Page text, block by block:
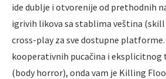
ide dublje i otvorenije od prethodnih
igrivih likova sa stablima veština
cross-play za sve dostupne
kooperativnih pucačina i eksplicitnog
(body horror), onda vam je Killing